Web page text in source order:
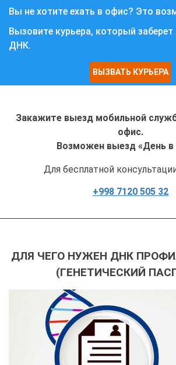
Вы не хотите ехать в офис? Это
Вызовите курьера, который
ДНК.
ВЫЗВАТЬ КУРЬЕРА
Закажите выезд мобильной
офис.
Возможен выезд «День в
Для бесплатной
+998 7120 505 32
ДЛЯ ЧЕГО НУЖЕН ДНК
(ГЕНЕТИЧЕСКИЙ